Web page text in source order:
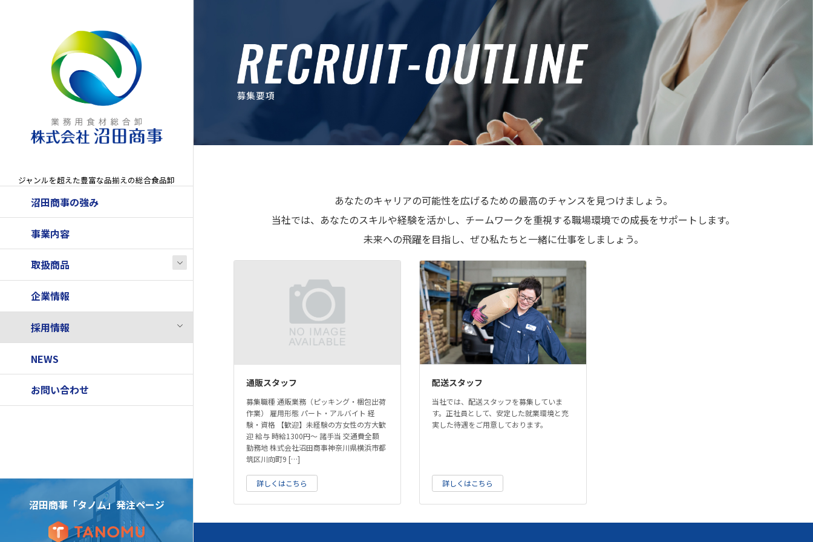
ジャンルを超えた豊富な品揃えの総合食品卸
沼田商事の強み
事業内容
取扱商品
企業情報
採用情報
NEWS
お問い合わせ
沼田商事「タノム」発注ページ
あなたのキャリアの可能性を広げるための最高のチャンスを見つけましょう。
当社では、あなたのスキルや経験を活かし、チームワークを重視する職場環境での成長をサポートします。
未来への飛躍を目指し、ぜひ私たちと一緒に仕事をしましょう。
通販スタッフ
募集職種 通販業務（ピッキング・梱包出荷
作業） 雇用形態 パート・アルバイト 経
験・資格 【歓迎】未経験の方女性の方大歓
迎 給与 時給1300円～ 諸手当 交通費全額
勤務地 株式会社沼田商事神奈川県横浜市都
筑区川向町9 […]
詳しくはこちら
配送スタッフ
当社では、配送スタッフを募集していま
す。正社員として、安定した就業環境と充
実した待遇をご用意しております。
詳しくはこちら